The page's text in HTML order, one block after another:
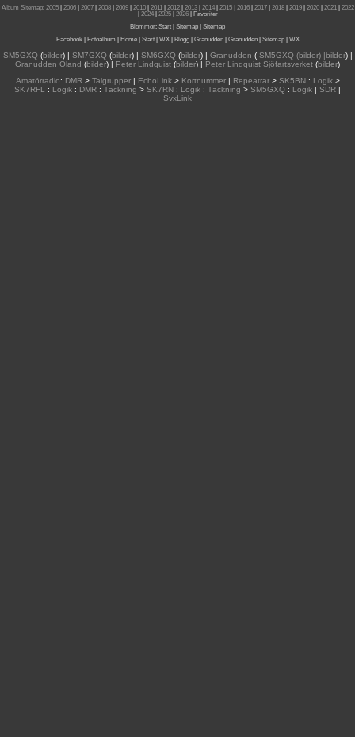
Album Sitemap: 2005| 2006| 2007| 2008| 2009| 2010| 2011| 2012| 2013| 2014| 2015 | 2016| 2017| 2018| 2019| 2020| 2021| 2022
2024| 2025| 2026|
Favoriter
Blommor: Start Sitemap
Sitemap
Facebook| Fotoalbum Home| Start| WX| Blogg| Granudden| Granudden| Sitemap| WX
SM5GXQ(bilder) | SM7GXQ(bilder) | SM6GXQ(bilder) | Granudden (SM5GXQ (bilder) |bilder) |
Granudden Öland (bilder) | Peter Lindquist (bilder) | Peter Lindquist Sjöfartsverket (bilder)
Amatörradio: DMR> Talgrupper| EchoLink> Kortnummer| Repeatrar> SK5BN: Logik>
SK7RFL
: Logik : DMR : Täckning > SK7RN : Logik : Täckning > SM5GXQ : Logik | SDR |
SvxLink